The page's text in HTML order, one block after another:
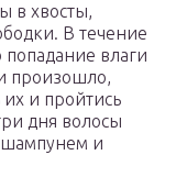
в хвосты,
В течение
попадание влаги
произошло,
и пройтись
дня волосы
и